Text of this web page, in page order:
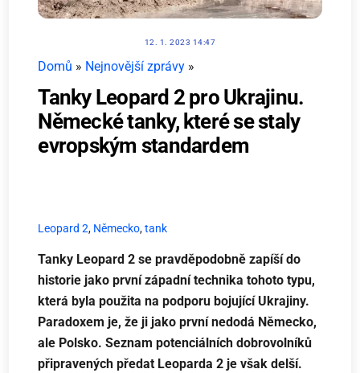
12. 1. 2023 14:47
Domů » Nejnovější zprávy »
Tanky Leopard 2 pro Ukrajinu.
Německé tanky, které se staly
evropským standardem
Leopard 2, Německo,tank
Tanky Leopard 2 se pravděpodobně zapíší do
historie jako první západní technika tohoto typu,
která byla použita na podporu bojující Ukrajiny.
Paradoxem je, že ji jako první nedodá Německo,
ale Polsko. Seznam potenciálních dobrovolníků
připravených předat Leoparda 2 je však delší.